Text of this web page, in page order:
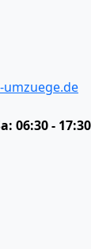
06:30 -